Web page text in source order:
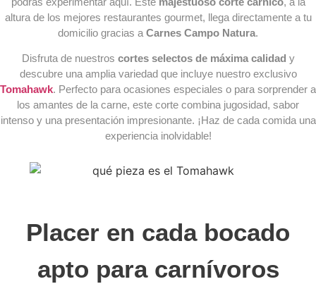
altura de los mejores restaurantes gourmet, llega directamente a tu
domicilio gracias a Carnes Campo Natura.
Disfruta de nuestros cortes selectos de máxima calidad y
descubre una amplia variedad que incluye nuestro exclusivo
Tomahawk. Perfecto para ocasiones especiales o para sorprender a
los amantes de la carne, este corte combina jugosidad, sabor
intenso y una presentación impresionante. ¡Haz de cada comida una
experiencia inolvidable!
Placer en cada bocado
apto para carnívoros